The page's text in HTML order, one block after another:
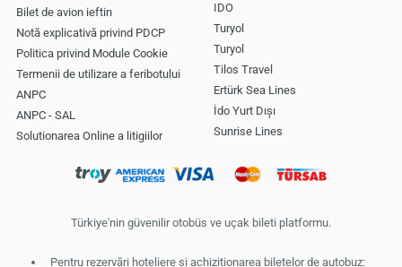
Bilet de avion ieftin
Notă explicativă privind PDCP
Politica privind Module Cookie
Termenii de utilizare a feribotului
ANPC
ANPC - SAL
Solutionarea Online a litigiilor
IDO
Turyol
Turyol
Tilos Travel
Ertürk Sea Lines
İdo Yurt Dışı
Sunrise Lines
Türkiye'nin güvenilir otobüs ve uçak bileti platformu.
Pentru rezervări hoteliere și achiziționarea biletelor de autobuz: